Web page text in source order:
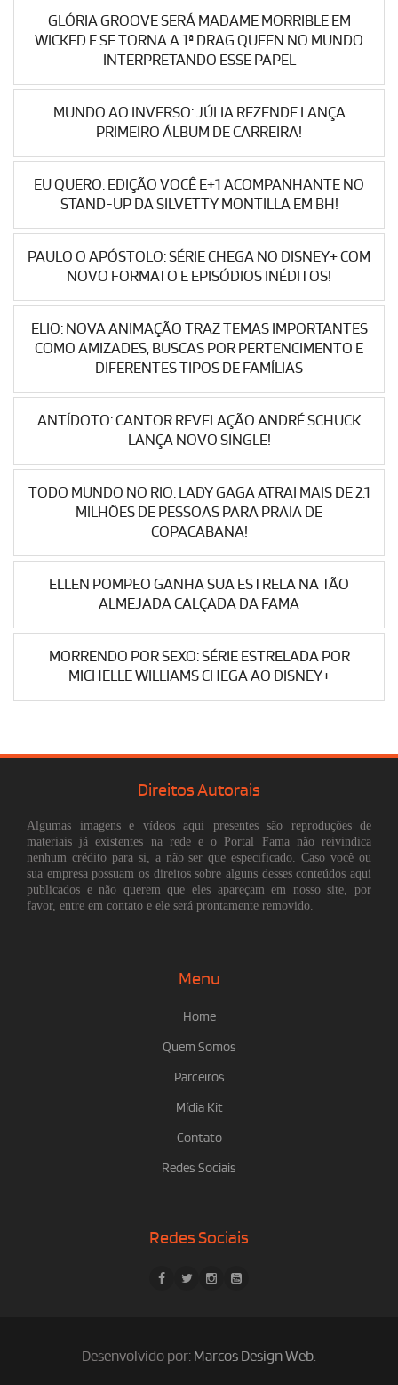
GLÓRIA GROOVE SERÁ MADAME MORRIBLE EM
WICKED E SE TORNA A 1ª DRAG QUEEN NO MUNDO
INTERPRETANDO ESSE PAPEL
MUNDO AO INVERSO: JÚLIA REZENDE LANÇA
PRIMEIRO ÁLBUM DE CARREIRA!
EU QUERO: EDIÇÃO VOCÊ E+1 ACOMPANHANTE NO
STAND-UP DA SILVETTY MONTILLA EM BH!
PAULO O APÓSTOLO: SÉRIE CHEGA NO DISNEY+ COM
NOVO FORMATO E EPISÓDIOS INÉDITOS!
ELIO: NOVA ANIMAÇÃO TRAZ TEMAS IMPORTANTES
COMO AMIZADES, BUSCAS POR PERTENCIMENTO E
DIFERENTES TIPOS DE FAMÍLIAS
ANTÍDOTO: CANTOR REVELAÇÃO ANDRÉ SCHUCK
LANÇA NOVO SINGLE!
TODO MUNDO NO RIO: LADY GAGA ATRAI MAIS DE 2.1
MILHÕES DE PESSOAS PARA PRAIA DE
COPACABANA!
ELLEN POMPEO GANHA SUA ESTRELA NA TÃO
ALMEJADA CALÇADA DA FAMA
MORRENDO POR SEXO: SÉRIE ESTRELADA POR
MICHELLE WILLIAMS CHEGA AO DISNEY+
Direitos Autorais
Algumas imagens e vídeos aqui presentes são reproduções de
materiais já existentes na rede e o Portal Fama não reivindica
nenhum crédito para si, a não ser que especificado. Caso você ou
sua empresa possuam os direitos sobre alguns desses conteúdos aqui
publicados e não querem que eles apareçam em nosso site, por
favor, entre em contato e ele será prontamente removido.
Menu
Home
Quem Somos
Parceiros
Mídia Kit
Contato
Redes Sociais
Redes Sociais
Desenvolvido por: Marcos Design Web.